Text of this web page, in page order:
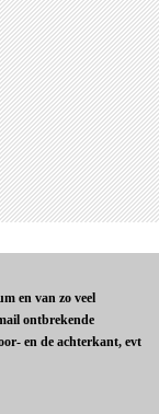
en van zo veel
ontbrekende
en de achterkant, evt